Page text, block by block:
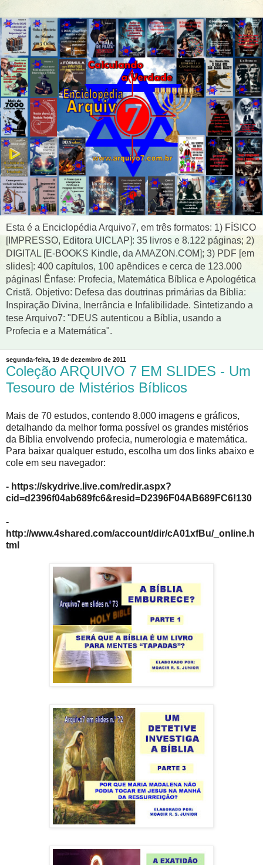
Esta é a Enciclopédia Arquivo7, em três formatos: 1) FÍSICO
[IMPRESSO, Editora UICLAP]: 35 livros e 8.122 páginas; 2)
DIGITAL [E-BOOKS Kindle, da AMAZON.COM]; 3) PDF [em
slides]: 400 capítulos, 100 apêndices e cerca de 123.000
páginas! Ênfase: Profecia, Matemática Bíblica e Apologética
Cristã. Objetivo: Defesa das doutrinas primárias da Bíblia:
Inspiração Divina, Inerrância e Infalibilidade. Sintetizando a
tese Arquivo7: "DEUS autenticou a Bíblia, usando a
Profecia e a Matemática".
segunda-feira, 19 de dezembro de 2011
Coleção ARQUIVO 7 EM SLIDES - Um
Tesouro de Mistérios Bíblicos
Mais de 70 estudos, contendo 8.000 imagens e gráficos,
detalhando da melhor forma possível os grandes mistérios
da Bíblia envolvendo profecia, numerologia e matemática.
Para baixar qualquer estudo, escolha um dos links abaixo e
cole em seu navegador:
- https://skydrive.live.com/redir.aspx?
cid=d2396f04ab689fc6&resid=D2396F04AB689FC6!130
-
http://www.4shared.com/account/dir/cA01xfBu/_online.h
tml